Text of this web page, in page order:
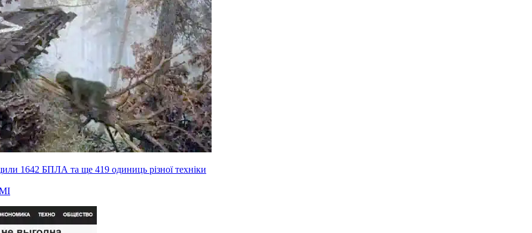
1642 БПЛА та ще 419 одиниць різної техніки